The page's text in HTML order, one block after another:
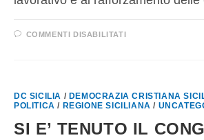
COMMENTI DISABILITATI
DC SICILIA / DEMOCRAZIA CRISTIANA
POLITICA / REGIONE SICILIANA /
SI E’ TENUTO IL